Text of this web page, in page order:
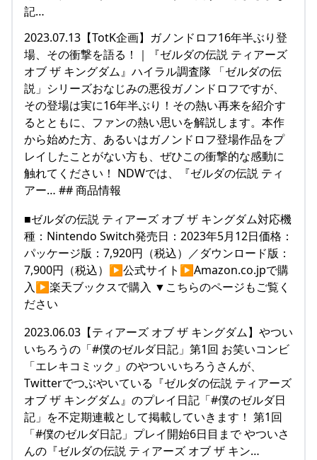
記…
2023.07.13【TotK企画】ガノンドロフ16年半ぶり登
場、その衝撃を語る！｜『ゼルダの伝説 ティアーズ
オブ ザ キングダム』ハイラル調査隊 「ゼルダの伝
説」シリーズおなじみの悪役ガノンドロフですが、
その登場は実に16年半ぶり！その熱い再来を紹介す
るとともに、ファンの熱い思いを解説します。本作
から始めた方、あるいはガノンドロフ登場作品をプ
レイしたことがない方も、ぜひこの衝撃的な感動に
触れてください！ NDWでは、『ゼルダの伝説 ティ
アー… ## 商品情報
■ゼルダの伝説 ティアーズ オブ ザ キングダム対応機
種：Nintendo Switch発売日：2023年5月12日価格：
パッケージ版：7,920円（税込）／ダウンロード版：
7,900円（税込）▶︎公式サイト▶︎Amazon.co.jpで購
入▶︎楽天ブックスで購入 ▼こちらのページもご覧く
ださい
2023.06.03【ティアーズ オブ ザ キングダム】やつい
いちろうの「#僕のゼルダ日記」第1回 お笑いコンビ
「エレキコミック」のやついいちろうさんが、
Twitterでつぶやいている『ゼルダの伝説 ティアーズ
オブ ザ キングダム』のプレイ日記「#僕のゼルダ日
記」を不定期連載として掲載していきます！ 第1回
「#僕のゼルダ日記」プレイ開始6日目まで やついさ
んの『ゼルダの伝説 ティアーズ オブ ザ キン…